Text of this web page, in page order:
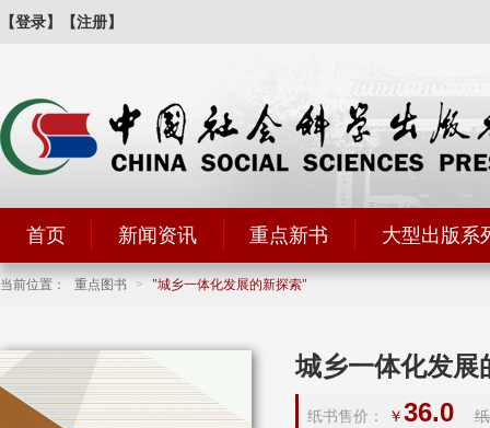
【登录】 【注册】
首页 新闻资讯 重点新书 大型出版系
当前位置： 重点图书 > 城乡一体化发展的新探索
城乡一体化发展
纸书售价： ￥36.0